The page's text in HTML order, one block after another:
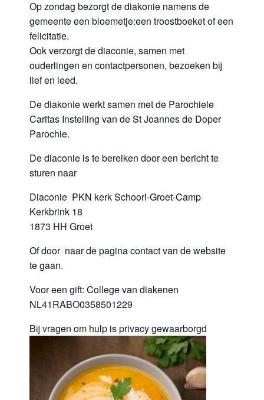
Op zondag bezorgt de diakonie namens de
gemeente een bloemetje:een troostboeket of een
felicitatie.
Ook verzorgt de diaconie, samen met
ouderlingen en contactpersonen, bezoeken bij
lief en leed.
De diakonie werkt samen met de Parochiele
Caritas Instelling van de St Joannes de Doper
Parochie.
De diaconie is te bereiken door een bericht te
sturen naar
Diaconie PKN kerk Schoorl-Groet-Camp
Kerkbrink 18
1873 HH Groet
Of door naar de pagina contact van de website
te gaan.
Voor een gift: College van diakenen
NL41RABO0358501229
Bij vragen om hulp is privacy gewaarborgd